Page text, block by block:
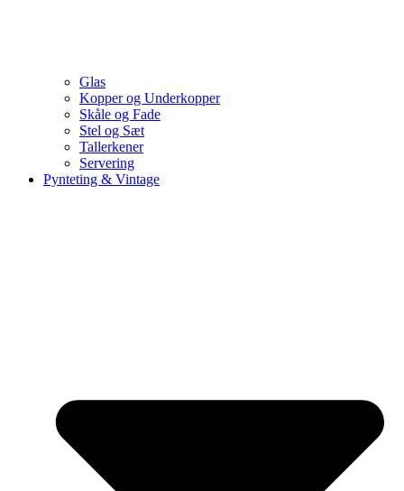
Glas
Kopper og Underkopper
Skåle og Fade
Stel og Sæt
Tallerkener
Servering
Pynteting & Vintage